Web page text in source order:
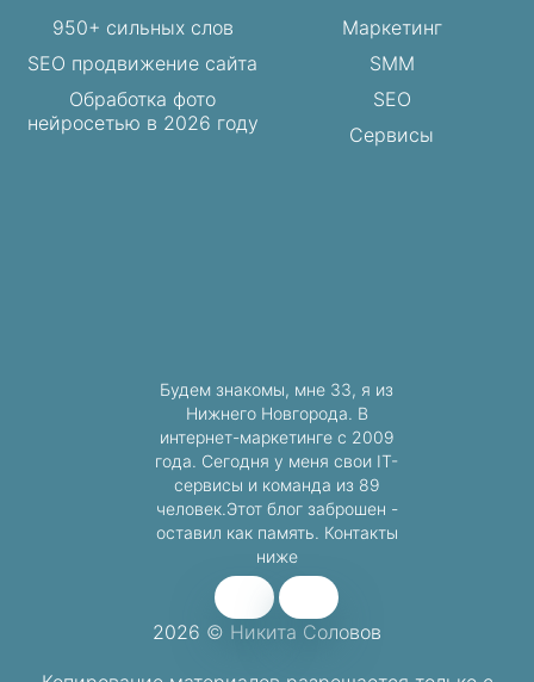
950+ сильных слов
SEO продвижение сайта
Обработка фото
нейросетью в 2026 году
Маркетинг
SMM
SEO
Сервисы
2026 © Никита Соловов
Будем знакомы, мне 33, я из
Нижнего Новгорода. В
интернет-маркетинге с 2009
года. Сегодня у меня свои IT-
сервисы и команда из 89
человек.Этот блог заброшен -
оставил как память. Контакты
ниже